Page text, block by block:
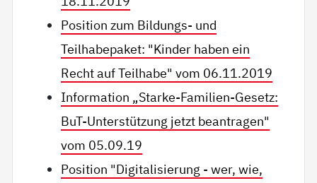
Position zum Bildungs- und
Teilhabepaket: "Kinder haben ein
Recht auf Teilhabe" vom 06.11.2019
Information „Starke-Familien-Gesetz:
BuT-Unterstützung jetzt beantragen"
vom 05.09.19
Position "Digitalisierung - wer, wie,